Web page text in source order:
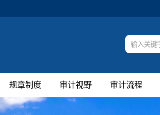
规章制度 审计视野 审计流程